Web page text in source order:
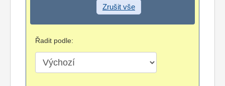
Zrušit vše
Řadit podle: